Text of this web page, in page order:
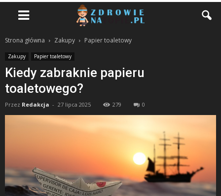
Strona główna Zakupy Papier toaletowy
Zakupy Papier toaletowy
Kiedy zabraknie papieru
toaletowego?
Przez Redakcja - 27 lipca 2025 279 0